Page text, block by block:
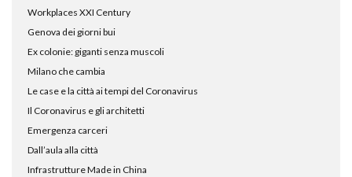
Workplaces XXI Century
Genova dei giorni bui
Ex colonie: giganti senza muscoli
Milano che cambia
Le case e la città ai tempi del Coronavirus
Il Coronavirus e gli architetti
Emergenza carceri
Dall’aula alla città
Infrastrutture Made in China